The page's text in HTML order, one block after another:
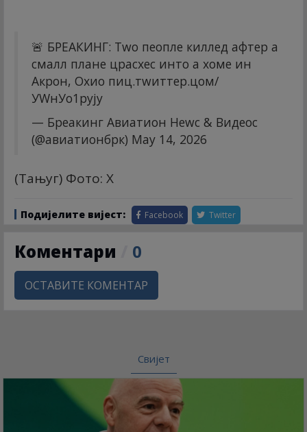
🚨 БРЕАКИНГ: Тwо пеопле киллед афтер а
смалл плане црасхес инто а хоме ин
Акрон, Охио пиц.тwиттер.цом/
УWнУо1рyјy
— Бреакинг Авиатион Неwс & Видеос
(@авиатионбрк) Маy 14, 2026
(Тањуг) Фото: X
Подијелите вијест: Facebook Twitter
Коментари 0
ОСТАВИТЕ КОМЕНТАР
Свијет